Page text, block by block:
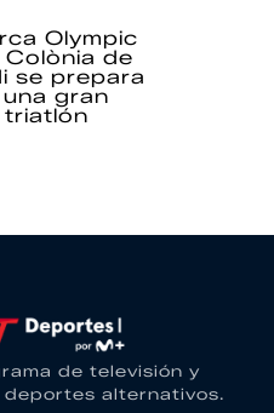
Olympic
de
se prepara
gran
de televisión y
alternativos.